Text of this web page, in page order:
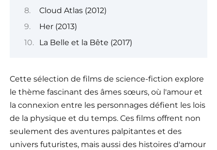
Cloud Atlas (2012)
Her (2013)
La Belle et la Bête (2017)
Cette sélection de films de science-fiction explore
le thème fascinant des âmes sœurs, où l'amour et
la connexion entre les personnages défient les lois
de la physique et du temps. Ces films offrent non
seulement des aventures palpitantes et des
univers futuristes, mais aussi des histoires d'amour